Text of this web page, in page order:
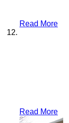
Read More
Read More